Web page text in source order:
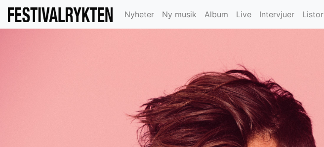
Nyheter Ny musik Album Live Intervjuer Listor